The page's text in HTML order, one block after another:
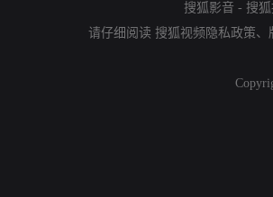
搜狐影音 - 搜
请仔细阅读 搜狐视频隐私政策、